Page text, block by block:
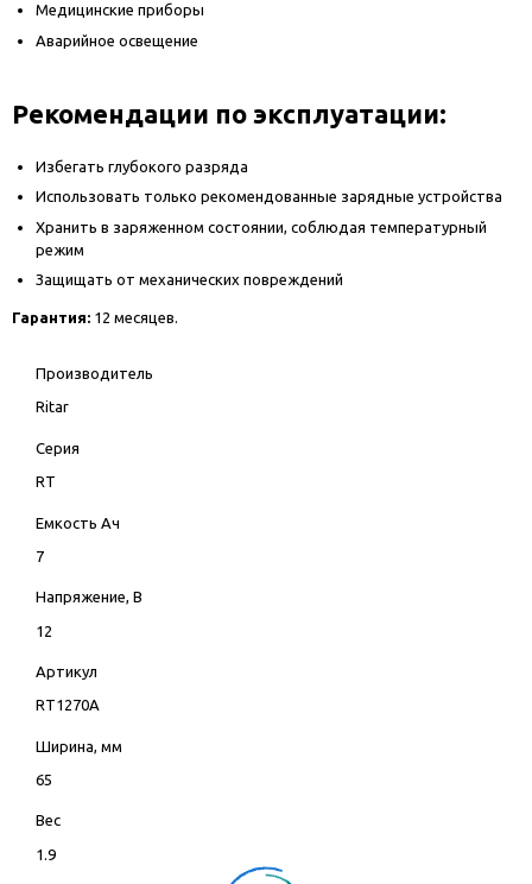
Медицинские приборы
Аварийное освещение
Рекомендации по эксплуатации:
Избегать глубокого разряда
Использовать только рекомендованные зарядные устройства
Хранить в заряженном состоянии, соблюдая температурный
режим
Защищать от механических повреждений
Гарантия: 12 месяцев.
Производитель
Ritar
Серия
RT
Емкость Ач
7
Напряжение, В
12
Артикул
RT1270A
Ширина, мм
65
Вес
1.9